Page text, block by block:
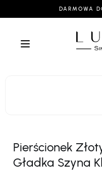
DARMOWA
Pierścionek
Gładka Szyna